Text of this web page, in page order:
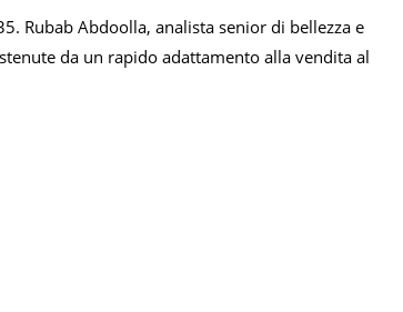
Rubab Abdoolla, analista senior di bellezza e
da un rapido adattamento alla vendita al